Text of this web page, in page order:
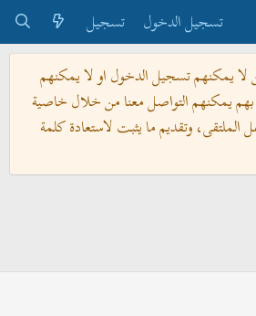
تسجيل الدخول
تسجيل
لا يمكنهم تسجيل الدخول او لا يمكنهم
يمكنهم التواصل معنا من خلال خاصية
الملتقى، وتقديم ما يثبت لاستعادة كلمة